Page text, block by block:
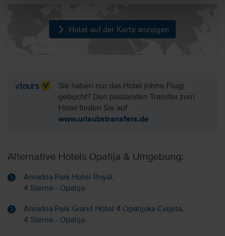
Hotel auf der Karte anzeigen
Sie haben nur das Hotel (ohne Flug)
gebucht? Den passenden Transfer zum
Hotel finden Sie auf
www.urlaubstransfers.de
Alternative Hotels Opatija & Umgebung:
Amadria Park Hotel Royal,
4 Sterne - Opatija
Amadria Park Grand Hotel 4 Opatijska Cvijeta,
4 Sterne - Opatija